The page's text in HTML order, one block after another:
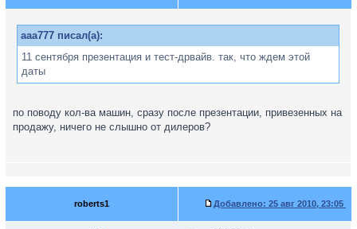
aaa777 писал(а):
11 сентября презентация и тест-дрвайв. так, что ждем этой
даты
по поводу кол-ва машин, сразу после презентации, привезенных на
продажу, ничего не слышно от дилеров?
roberts1 Добавлено: 25 авг 2010, 23:05